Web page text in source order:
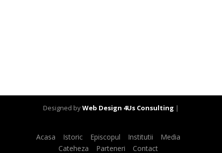
Designed byWeb Design 4Us Consulting |
Acasa Istoric Episcopul Institutii
Media
Cateheza
Parteneri
Contact